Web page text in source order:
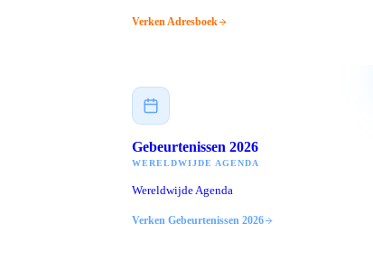
VerkenAdresboek
Gebeurtenissen 2026
WERELDWIJDE AGENDA
Wereldwijde Agenda
Verken Gebeurtenissen 2026